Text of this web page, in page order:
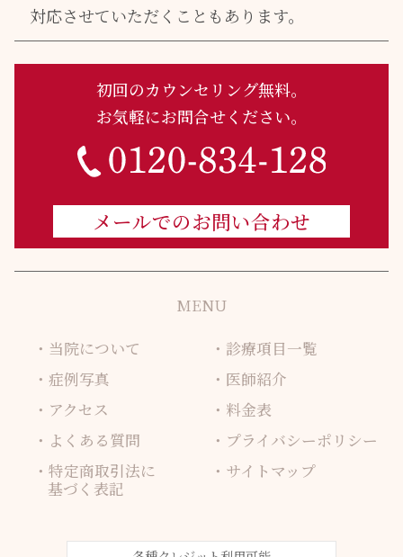
対応させていただくこともあります。
初回のカウンセリング無料。
お気軽にお問合せください。
メールでのお問い合わせ
MENU
当院について
診療項目一覧
症例写真
医師紹介
アクセス
料金表
よくある質問
プライバシーポリシー
特定商取引法に
基づく表記
サイトマップ